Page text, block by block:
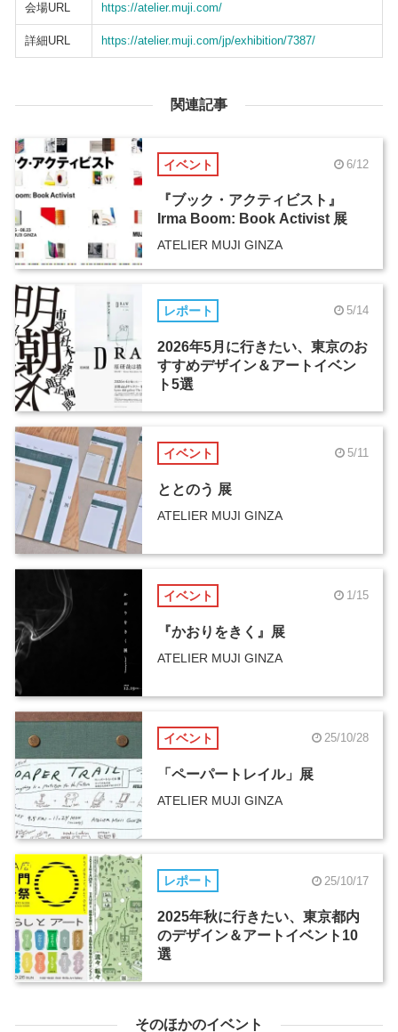
会場URL https://atelier.muji.com/
詳細URL https://atelier.muji.com/jp/exhibition/7387/
関連記事
イベント 6/12
『ブック・アクティビスト』
Irma Boom: Book Activist 展
ATELIER MUJI GINZA
レポート 5/14
2026年5月に行きたい、東京のお
すすめデザイン＆アートイベン
ト5選
イベント 5/11
ととのう 展
ATELIER MUJI GINZA
イベント 1/15
『かおりをきく』展
ATELIER MUJI GINZA
イベント 25/10/28
「ペーパートレイル」展
ATELIER MUJI GINZA
レポート 25/10/17
2025年秋に行きたい、東京都内
のデザイン＆アートイベント10
選
そのほかのイベント